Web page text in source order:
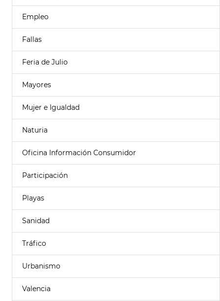
Empleo
Fallas
Feria de Julio
Mayores
Mujer e Igualdad
Naturia
Oficina Información Consumidor
Participación
Playas
Sanidad
Tráfico
Urbanismo
Valencia